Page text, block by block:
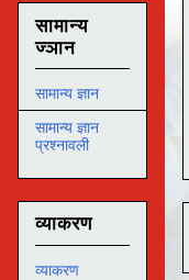
Tube
सामान्य
ज्ञान
सामान्य ज्ञान
सामान्य ज्ञान
प्रश्नावली
व्याकरण
व्याकरण